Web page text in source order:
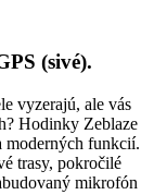
(sivé).
vyzerajú, ale vás
Hodinky Zeblaze
moderných funkcií.
trasy, pokročilé
mikrofón